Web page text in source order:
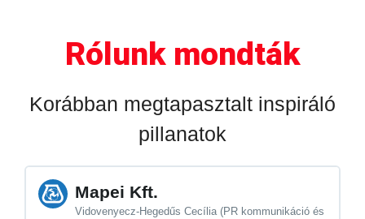
Rólunk mondták
Korábban megtapasztalt inspiráló
pillanatok
Mapei Kft.
Vidovenyecz-Hegedűs Cecília (PR kommunikáció és